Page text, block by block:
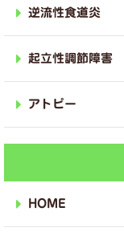
逆流性食道炎
起立性調節障害
アトピー
HOME